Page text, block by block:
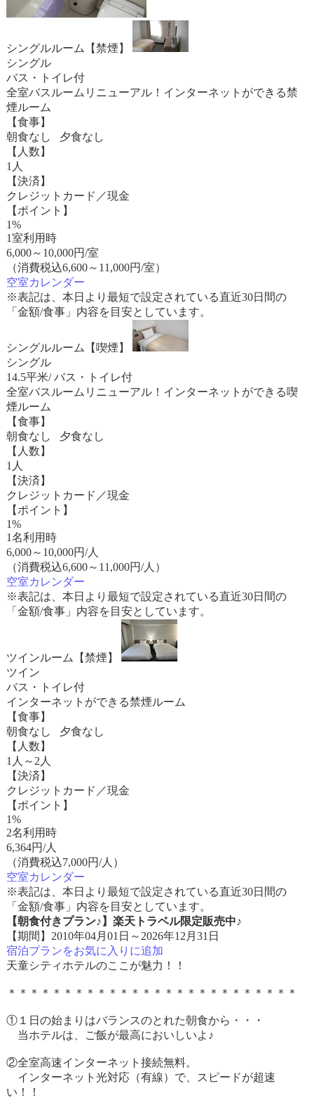
シングルルーム【禁煙】
シングル
バス・トイレ付
全室バスルームリニューアル！インターネットができる禁
煙ルーム
【食事】
朝食なし 夕食なし
【人数】
1人
【決済】
クレジットカード／現金
【ポイント】
1%
1室利用時
6,000～ 10,000円/室
（消費税込6,600～11,000円/室）
空室カレンダー
※表記は、本日より最短で設定されている直近30日間の
「金額/食事」内容を目安としています。
シングルルーム【喫煙】
シングル
14.5平米/ バス・トイレ付
全室バスルームリニューアル！インターネットができる喫
煙ルーム
【食事】
朝食なし 夕食なし
【人数】
1人
【決済】
クレジットカード／現金
【ポイント】
1%
1名利用時
6,000～ 10,000円/人
（消費税込6,600～11,000円/人）
空室カレンダー
※表記は、本日より最短で設定されている直近30日間の
「金額/食事」内容を目安としています。
ツインルーム【禁煙】
ツイン
バス・トイレ付
インターネットができる禁煙ルーム
【食事】
朝食なし 夕食なし
【人数】
1人～2人
【決済】
クレジットカード／現金
【ポイント】
1%
2名利用時
6,364円/人
（消費税込7,000円/人）
空室カレンダー
※表記は、本日より最短で設定されている直近30日間の
「金額/食事」内容を目安としています。
【朝食付きプラン♪】楽天トラベル限定販売中♪
【期間】2010年04月01日～2026年12月31日
宿泊プランをお気に入りに追加
天童シティホテルのここが魅力！！
＊＊＊＊＊＊＊＊＊＊＊＊＊＊＊＊＊＊＊＊＊＊＊＊＊＊
①１日の始まりはバランスのとれた朝食から・・・
当ホテルは、ご飯が最高においしいよ♪
②全室高速インターネット接続無料。
インターネット光対応（有線）で、スピードが超速
い！！